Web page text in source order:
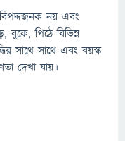
নয় এবং
বুকে, পিঠে বিভিন্ন
সাথে সাথে এবং বয়স্ক
দেখা যায়।